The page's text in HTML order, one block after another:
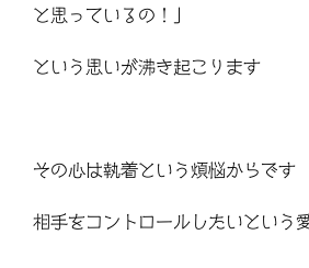
と思っているの！」
という思いが沸き起こります
その心は執着という煩悩からです
相手をコントロールしたいという